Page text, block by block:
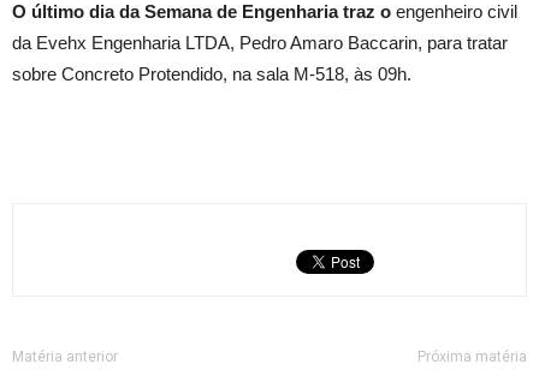
O último dia da Semana de Engenharia traz o engenheiro civil
da Evehx Engenharia LTDA, Pedro Amaro Baccarin, para tratar
sobre Concreto Protendido, na sala M-518, às 09h.
Matéria anterior Próxima matéria